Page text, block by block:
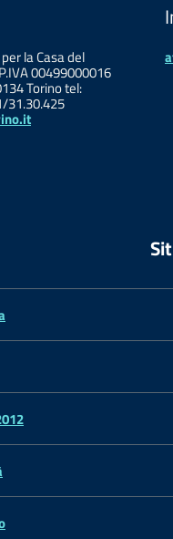
la Casa del
00499000016
Torino tel:
31.30.425